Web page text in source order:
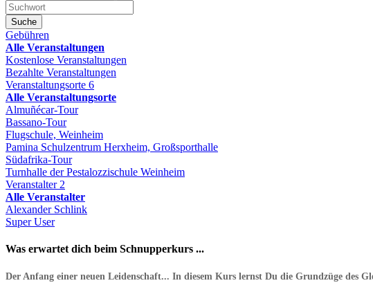
Suche
Gebühren
Alle Veranstaltungen
Kostenlose Veranstaltungen
Bezahlte Veranstaltungen
Veranstaltungsorte 6
Alle Veranstaltungsorte
Almuñécar-Tour
Bassano-Tour
Flugschule, Weinheim
Pamina Schulzentrum Herxheim, Großsporthalle
Südafrika-Tour
Turnhalle der Pestalozzischule Weinheim
Veranstalter 2
Alle Veranstalter
Alexander Schlink
Super User
Was erwartet dich beim Schnupperkurs ...
Der Anfang einer neuen Leidenschaft... In diesem Kurs lernst Du die Grundzüge des